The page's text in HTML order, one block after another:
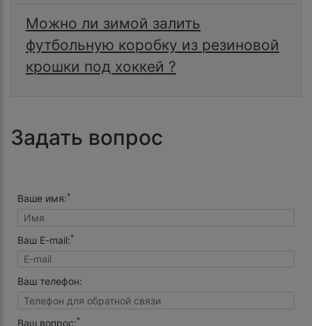
Можно ли зимой залить
футбольную коробку из резиновой
крошки под хоккей ?
Задать вопрос
Ваше имя:*
Ваш E-mail:*
Ваш телефон:
Ваш вопрос:*